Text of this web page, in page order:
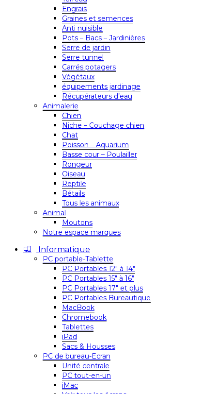
Engrais
Graines et semences
Anti nuisible
Pots – Bacs – Jardinières
Serre de jardin
Serre tunnel
Carrés potagers
Végétaux
équipements jardinage
Récupérateurs d’eau
Animalerie
Chien
Niche – Couchage chien
Chat
Poisson – Aquarium
Basse cour – Poulailler
Rongeur
Oiseau
Reptile
Bétails
Tous les animaux
Animal
Moutons
Notre espace marques
Informatique
PC portable-Tablette
PC Portables 12″ à 14″
PC Portables 15″ à 16″
PC Portables 17″ et plus
PC Portables Bureautique
MacBook
Chromebook
Tablettes
iPad
Sacs & Housses
PC de bureau-Ecran
Unité centrale
PC tout-en-un
iMac